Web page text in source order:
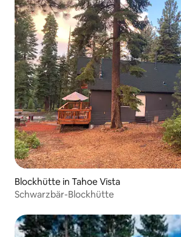
Blockhütte in Tahoe Vista
Schwarzbär-Blockhütte